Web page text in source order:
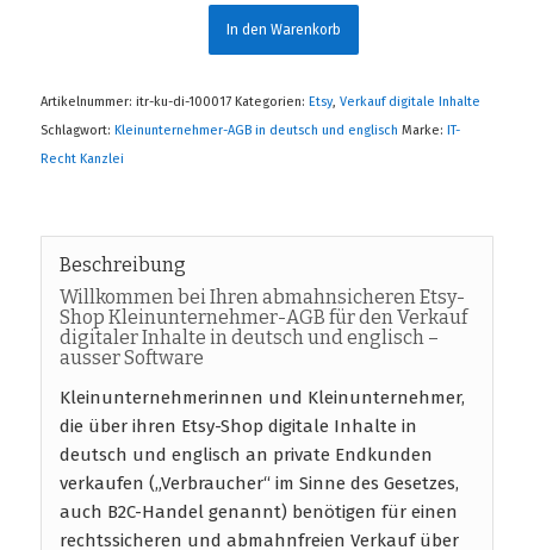
In den Warenkorb
Artikelnummer: itr-ku-di-100017 Kategorien: Etsy, Verkauf digitale Inhalte
Schlagwort: Kleinunternehmer-AGB in deutsch und englisch Marke: IT-
Recht Kanzlei
Beschreibung
Willkommen bei Ihren abmahnsicheren Etsy-
Shop Kleinunternehmer-AGB für den Verkauf
digitaler Inhalte in deutsch und englisch –
ausser Software
Kleinunternehmerinnen und Kleinunternehmer,
die über ihren Etsy-Shop digitale Inhalte in
deutsch und englisch an private Endkunden
verkaufen („Verbraucher“ im Sinne des Gesetzes,
auch B2C-Handel genannt) benötigen für einen
rechtssicheren und abmahnfreien Verkauf über